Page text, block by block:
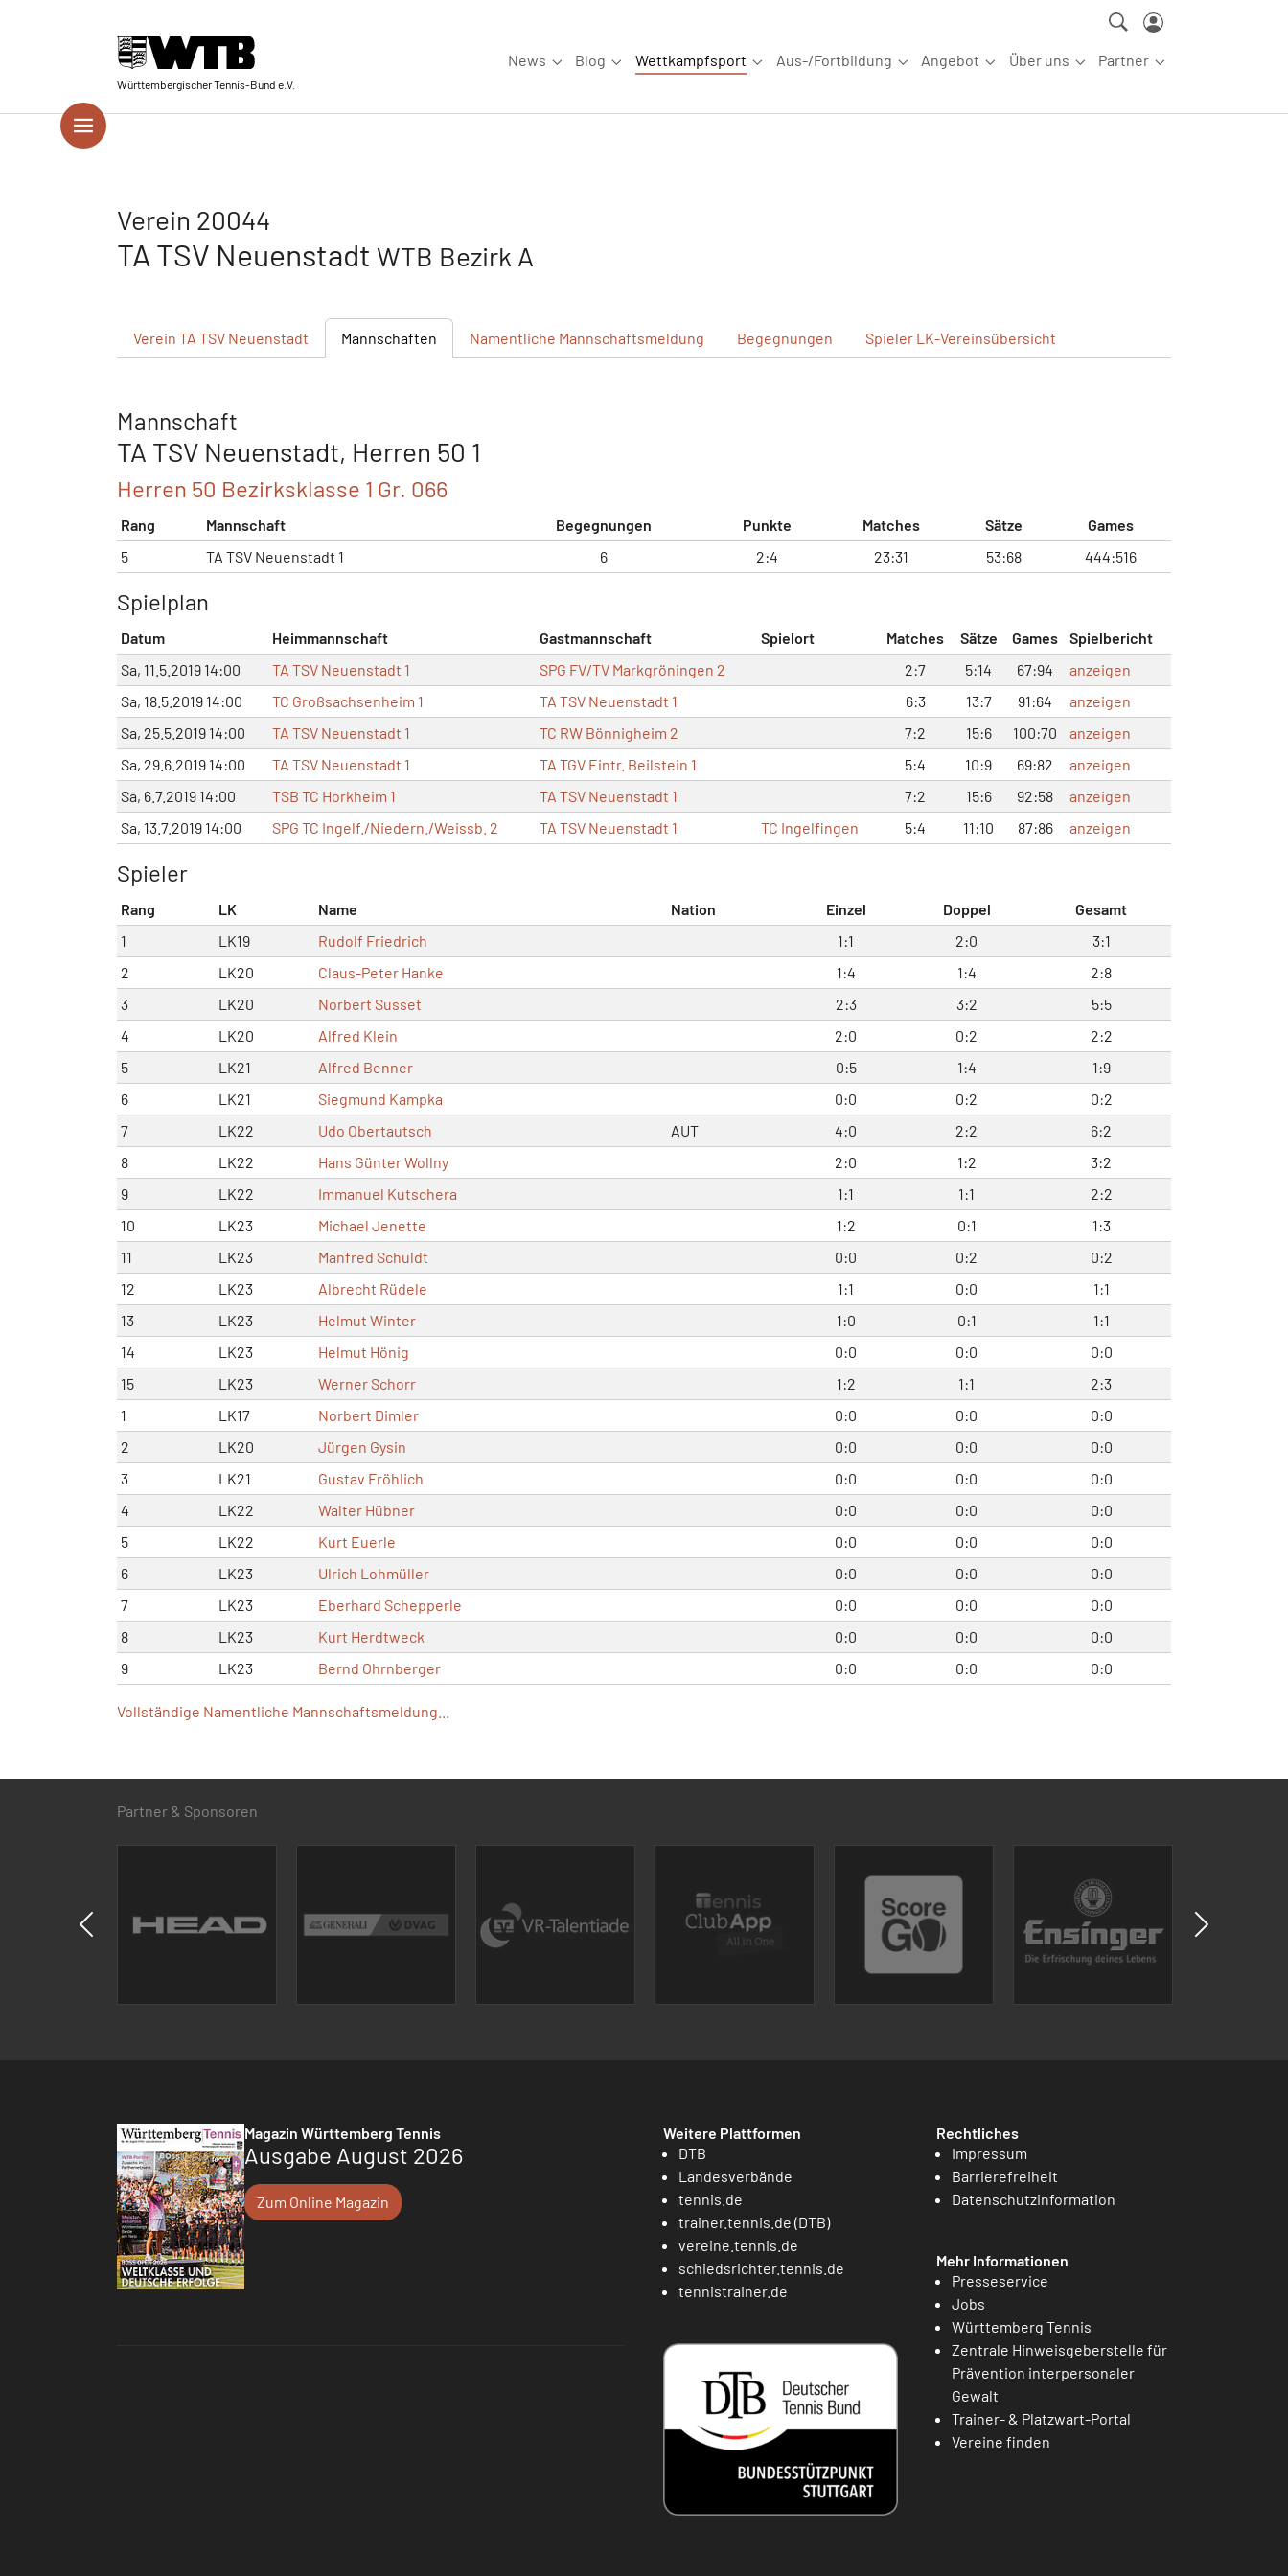
Württembergischer Tennis-Bund e.V.
News
Submenu for "News"
Blog
Submenu for "Blog"
Wettkampfsport
Submenu for "Wettkampfsport"
Aus-/Fortbildung
Submenu for "Aus-/Fortbildung"
Angebot
Submenu for "Angebot"
Über uns
Submenu for "Über uns"
Partner
Submenu for
Verein 20044
TA TSV Neuenstadt WTB Bezirk A
Verein TA TSV Neuenstadt Mannschaften Namentliche Mannschaftsmeldung Begegnungen Spieler LK-Vereinsübersicht
Mannschaft
TA TSV Neuenstadt, Herren 50 1
Herren 50 Bezirksklasse 1 Gr. 066
Rang Mannschaft Begegnungen Punkte Matches Sätze
Games
5
TA TSV Neuenstadt 1 6 2:4 23:31 53:68 444:516
Spielplan
Datum Heimmannschaft Gastmannschaft Spielort Matches Sätze Games
Spielbericht
Sa, 11.5.2019 14:00
TA TSV Neuenstadt 1 SPG FV/TV Markgröningen 2 2:7 5:14 67:94
anzeigen
Sa, 18.5.2019 14:00
TC Großsachsenheim 1 TA TSV Neuenstadt 1 6:3 13:7 91:64
anzeigen
Sa, 25.5.2019 14:00
TA TSV Neuenstadt 1 TC RW Bönnigheim 2 7:2 15:6 100:70
anzeigen
Sa, 29.6.2019 14:00
TA TSV Neuenstadt 1 TA TGV Eintr. Beilstein 1 5:4 10:9 69:82
anzeigen
Sa, 6.7.2019 14:00
TSB TC Horkheim 1 TA TSV Neuenstadt 1 7:2 15:6 92:58
anzeigen
Sa, 13.7.2019 14:00
SPG TC Ingelf./Niedern./Weissb. 2 TA TSV Neuenstadt 1 TC Ingelfingen 5:4 11:10 87:86 anzeigen
Spieler
Rang LK Name Nation Einzel Doppel
Gesamt
1
LK19 Rudolf Friedrich 1:1 2:0
3:1
2
LK20 Claus-Peter Hanke 1:4 1:4
2:8
3
LK20 Norbert Susset 2:3 3:2
5:5
4
LK20 Alfred Klein 2:0 0:2
2:2
5
LK21 Alfred Benner 0:5 1:4
1:9
6
LK21 Siegmund Kampka 0:0 0:2
0:2
7
LK22 Udo Obertautsch AUT 4:0 2:2
6:2
8
LK22 Hans Günter Wollny 2:0 1:2
3:2
9
LK22 Immanuel Kutschera 1:1 1:1
2:2
10
LK23 Michael Jenette 1:2 0:1
1:3
11
LK23 Manfred Schuldt 0:0 0:2
0:2
12
LK23 Albrecht Rüdele 1:1 0:0
1:1
13
LK23 Helmut Winter 1:0 0:1
1:1
14
LK23 Helmut Hönig 0:0 0:0
0:0
15
LK23 Werner Schorr 1:2 1:1
2:3
1
LK17 Norbert Dimler 0:0 0:0
0:0
2
LK20 Jürgen Gysin 0:0 0:0
0:0
3
LK21 Gustav Fröhlich 0:0 0:0
0:0
4
LK22 Walter Hübner 0:0 0:0
0:0
5
LK22 Kurt Euerle 0:0 0:0
0:0
6
LK23 Ulrich Lohmüller 0:0 0:0
0:0
7
LK23 Eberhard Schepperle 0:0 0:0
0:0
8
LK23 Kurt Herdtweck 0:0 0:0
0:0
9
LK23 Bernd Ohrnberger 0:0 0:0 0:0
Vollständige Namentliche Mannschaftsmeldung...
Partner & Sponsoren
Magazin Württemberg Tennis
Ausgabe August 2026
Zum Online Magazin
Weitere Plattformen
DTB
Landesverbände
tennis.de
trainer.tennis.de (DTB)
vereine.tennis.de
schiedsrichter.tennis.de
tennistrainer.de
Rechtliches
Impressum
Barrierefreiheit
Datenschutzinformation
Mehr Informationen
Presseservice
Jobs
Württemberg Tennis
Zentrale Hinweisgeberstelle für
Prävention interpersonaler
Gewalt
Trainer- & Platzwart-Portal
Vereine finden